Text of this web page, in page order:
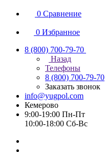
0 Сравнение
0 Избранное
8 (800) 700-79-70
Назад
Телефоны
8 (800) 700-79-70
Заказать звонок
info@yugpol.com
Кемерово
9:00-19:00 Пн-Пт
10:00-18:00 Cб-Вс